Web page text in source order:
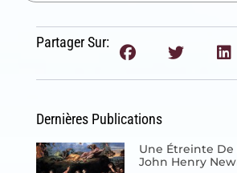
Partager Sur:
Dernières Publications
Une Étreinte De
John Henry